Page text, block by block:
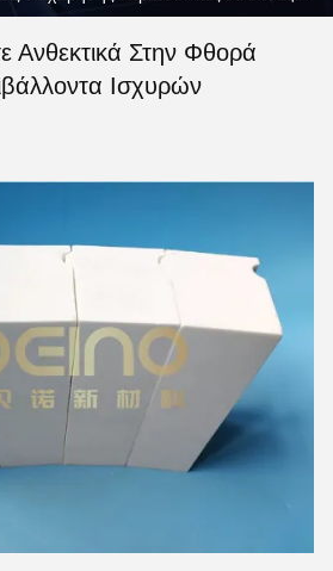
Ανθεκτικά Στην Φθορά
Ισχυρών